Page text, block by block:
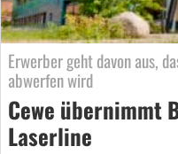
Erwerber geht davon aus,
abwerfen wird
Cewe übernimmt
Laserline